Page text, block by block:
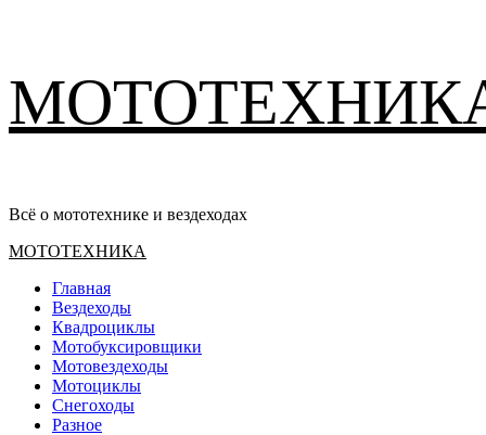
содержимому
Всё о мототехнике и вездеходах
Основное
МОТОТЕХНИКА
Главная
Вездеходы
Квадроциклы
Мотобуксировщики
Мотовездеходы
Мотоциклы
Снегоходы
Разное